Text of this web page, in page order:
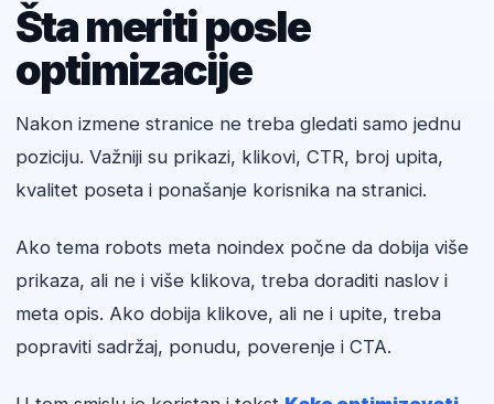
Šta meriti posle
optimizacije
Nakon izmene stranice ne treba gledati samo jednu
poziciju. Važniji su prikazi, klikovi, CTR, broj upita,
kvalitet poseta i ponašanje korisnika na stranici.
Ako tema robots meta noindex počne da dobija više
prikaza, ali ne i više klikova, treba doraditi naslov i
meta opis. Ako dobija klikove, ali ne i upite, treba
popraviti sadržaj, ponudu, poverenje i CTA.